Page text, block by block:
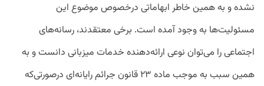
نشده و به همین خاطر ابهاماتی درخصوص موضوع این
مسئولیت‌ها به وجود آمده است. برخی معتقدند، رسانه‌های
اجتماعی را می‌توان نوعی ارائه‌دهنده خدمات میزبانی دانست و به
همین سبب به موجب ماده ۲۳ قانون جرائم رایانه‌ای درصورتی‌که